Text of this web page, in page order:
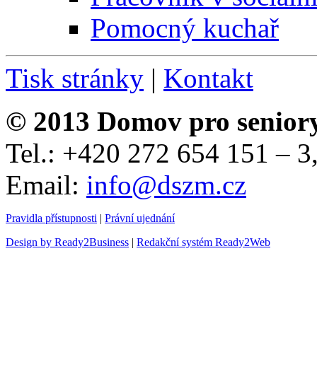
Pomocný kuchař
Tisk stránky | Kontakt
© 2013 Domov pro
Tel.: +420 272 654 151 –
Email: info@dszm.cz
Pravidla přístupnosti | Právní ujednání
Design by Ready2Business | Redakční systém Ready2Web